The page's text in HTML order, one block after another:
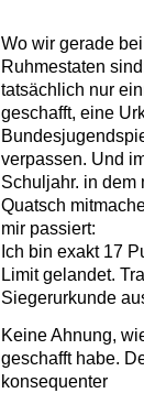
Wo wir gerade
Ruhmestaten
tatsächlich nur
geschafft, eine
verpassen. Und
Schuljahr. in dem
Quatsch
mir passiert:
Ich bin exakt 17
Limit gelandet.
Siegerurkunde
Keine Ahnung,
geschafft habe.
konsequenter